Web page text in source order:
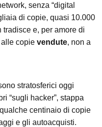
senza “digital
di copie, quasi 10.000
e, per amore di
copie vendute, non a
stratosferici oggi
“sugli hacker”, stappa
centinaio di copie
e gli autoacquisti.